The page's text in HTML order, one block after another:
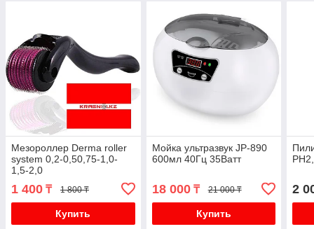
Мезороллер Derma roller
system 0,2-0,50,75-1,0-
1,5-2,0
1 400 ₸ 1 800 ₸
Купить
Мойка ультразвук JP-890
600мл 40Гц 35Ватт
18 000₸ 21 000 ₸
Купить
2